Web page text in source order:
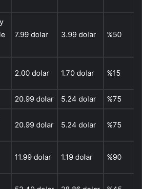
7.99 dolar 3.99 dolar %50
2.00 dolar 1.70 dolar %15
20.99 dolar 5.24 dolar %75
20.99 dolar 5.24 dolar %75
11.99 dolar 1.19 dolar %90